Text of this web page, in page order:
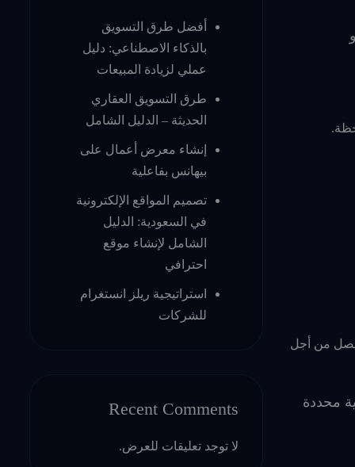
من أجل
محددة
أفضل طرق التسويق
بالذكاء الاصطناعي: دليل
عملي لزيادة المبيعات
طرق التسويق العقاري
الحديثة – الدليل الشامل
إنشاء معرض أعمال على
بيهانس بفاعلية
تصميم المواقع الإلكترونية
في السعودية: الدليل
الشامل لإنشاء موقع
احترافي
استراتيجية ريلز انستغرام
للشركات
Recent Comments
لا توجد تعليقات للعرض.